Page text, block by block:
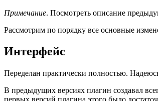
Примечание. Посмотреть описание
Рассмотрим по порядку все основные
Интерфейс
Переделан практически полностью.
В предыдущих версиях плагин создавал
первых версий плагина этого было